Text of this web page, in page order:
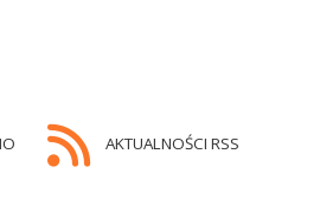
AKTUALNOŚCI RSS